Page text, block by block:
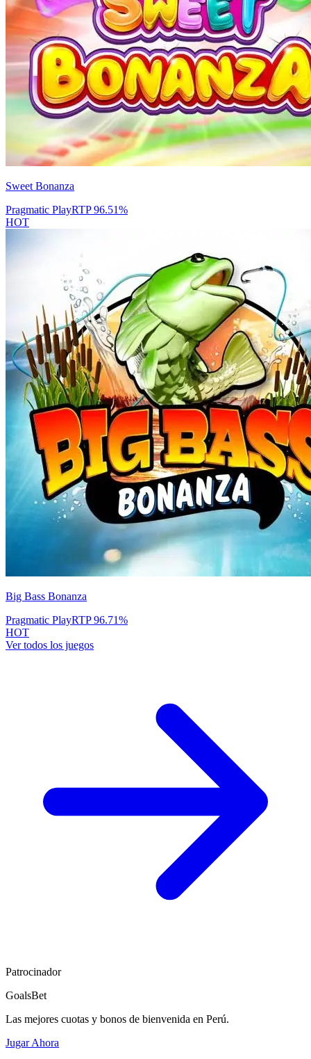
Sweet Bonanza
Pragmatic PlayRTP96.51%
HOT
Big Bass Bonanza
Pragmatic PlayRTP96.71%
HOT
Ver todos los juegos
Patrocinador
GoalsBet
Las mejores cuotas y bonos de bienvenida en Perú.
Jugar Ahora